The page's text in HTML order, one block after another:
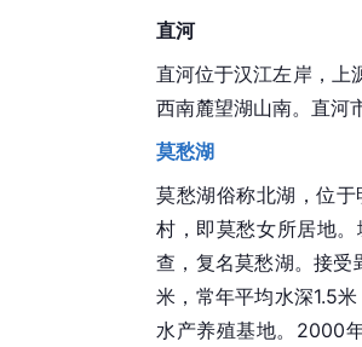
直河
直河位于汉江左岸，上
西南麓望湖山南。直河
莫愁湖
莫愁湖俗称北湖，位
村，即莫愁女所居地
查，复名莫愁湖。接受
米，常年平均水深1.5
水产养殖基地。2000